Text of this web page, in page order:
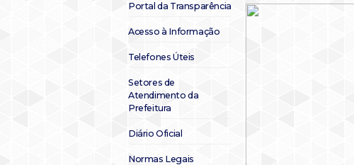
Portal da Transparência
Acesso à Informação
Telefones Úteis
Setores de
Atendimento da
Prefeitura
Diário Oficial
Normas Legais